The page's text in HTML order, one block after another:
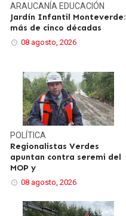
ARAUCANÍA EDUCACIÓN
Jardín Infantil Monteverde:
más de cinco décadas
08 agosto, 2026
POLÍTICA
Regionalistas Verdes
apuntan contra seremi del
MOP y
08 agosto, 2026